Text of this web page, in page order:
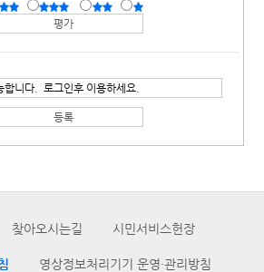
찾아오시는길 시민서비스헌장
영상정보처리기기 운영·관리방침